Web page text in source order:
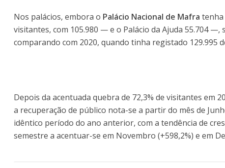
Nos palácios, embora o Palácio Nacional de Mafra tenha
visitantes, com 105.980 — e o Palácio da Ajuda 55.704 —,
comparando com 2020, quando tinha registado 129.995
Depois da acentuada quebra de 72,3% de visitantes
a recuperação de público nota-se a partir do mês de
idêntico período do ano anterior, com a tendência de
semestre a acentuar-se em Novembro (+598,2%) e em